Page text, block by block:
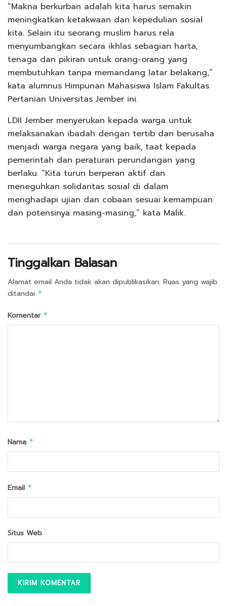
“Makna berkurban adalah kita harus semakin
meningkatkan ketakwaan dan kepedulian sosial
kita. Selain itu seorang muslim harus rela
menyumbangkan secara ikhlas sebagian harta,
tenaga dan pikiran untuk orang-orang yang
membutuhkan tanpa memandang latar belakang,”
kata alumnus Himpunan Mahasiswa Islam Fakultas
Pertanian Universitas Jember ini.
LDII Jember menyerukan kepada warga untuk
melaksanakan ibadah dengan tertib dan berusaha
menjadi warga negara yang baik, taat kepada
pemerintah dan peraturan perundangan yang
berlaku. “Kita turun berperan aktif dan
meneguhkan solidaritas sosial di dalam
menghadapi ujian dan cobaan sesuai kemampuan
dan potensinya masing-masing,” kata Malik.
Tinggalkan Balasan
Alamat email Anda tidak akan dipublikasikan. Ruas yang wajib
ditandai *
Komentar *
Nama *
Email *
Situs Web